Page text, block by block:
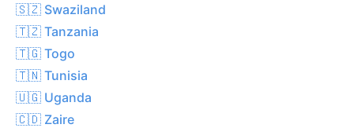
🇸🇿 Swaziland
🇹🇿 Tanzania
🇹🇬 Togo
🇹🇳 Tunisia
🇺🇬 Uganda
🇨🇩 Zaire